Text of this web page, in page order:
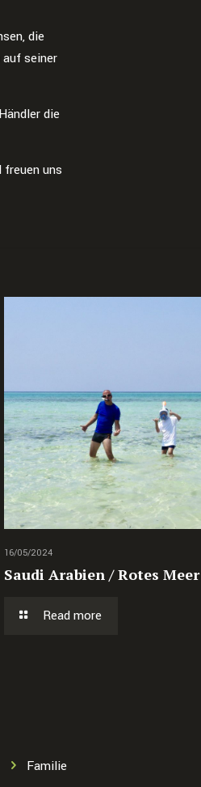
die
auf seiner
die
uns
16/05/2024
Saudi Arabien / Rotes Meer
Read more
Familie